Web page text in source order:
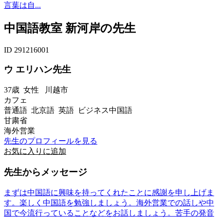
言葉は自...
中国語教室 新河岸の先生
ID 291216001
ウ エリハン先生
37歳 女性 川越市
カフェ
普通語 北京語 英語 ビジネス中国語
甘粛省
海外営業
先生のプロフィールを見る
お気に入りに追加
先生からメッセージ
まずは中国語に興味を持ってくれたことに感謝を申し上げま
す。楽しく中国語を勉強しましょう。海外営業での話しや中
国で今流行っていることなどをお話しましょう。苦手の発音